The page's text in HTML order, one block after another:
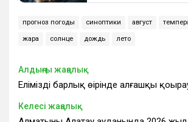
прогноз погоды синоптики август
жара солнце дождь лето
Алдыңғы жаңалық
Еліміздің барлық өңірінде алғашқы
Келесі жаңалық